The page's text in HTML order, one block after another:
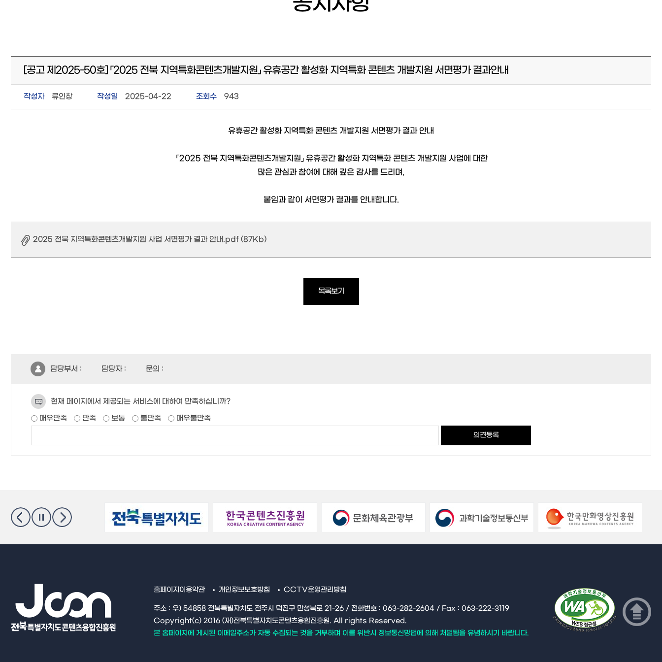
[공고 제2025-50호] 「2025 전북 지역특화콘텐츠개발지원」 유휴공간 활성화 지역특화 콘텐츠 개발지원 서면평가 결과안내
작성자 류인창 작성일 2025-04-22 조회수 943
유휴공간 활성화 지역특화 콘텐츠 개발지원 서면평가 결과 안내
「2025 전북 지역특화콘텐츠개발지원」 유휴공간 활성화 지역특화 콘텐츠 개발지원 사업에 대한
많은 관심과 참여에 대해 깊은 감사를 드리며,
붙임과 같이 서면평가 결과를 안내합니다.
2025 전북 지역특화콘텐츠개발지원 사업 서면평가 결과 안내.pdf (87Kb)
목록보기
담당부서 : 담당자 : 문의 :
현재 페이지에서 제공되는 서비스에 대하여 만족하십니까?
매우만족
만족 보통 불만족 매우불만족
홈페이지이용약관 개인정보보호방침 CCTV운영관리방침
주소 : 우) 54858 전북특별자치도 전주시 덕진구 만성북로 21-26 / 전화번호 : 063-282-2604 / Fax : 063-222-3119
Copyright(c) 2016 (재)전북특별자치도콘텐츠융합진흥원. All rights Reserved.
본 홈페이지에 게시된 이메일주소가 자동 수집되는 것을 거부하며 이를 위반시 정보통신망법에 의해 처벌됨을 유념하시기 바랍니다.